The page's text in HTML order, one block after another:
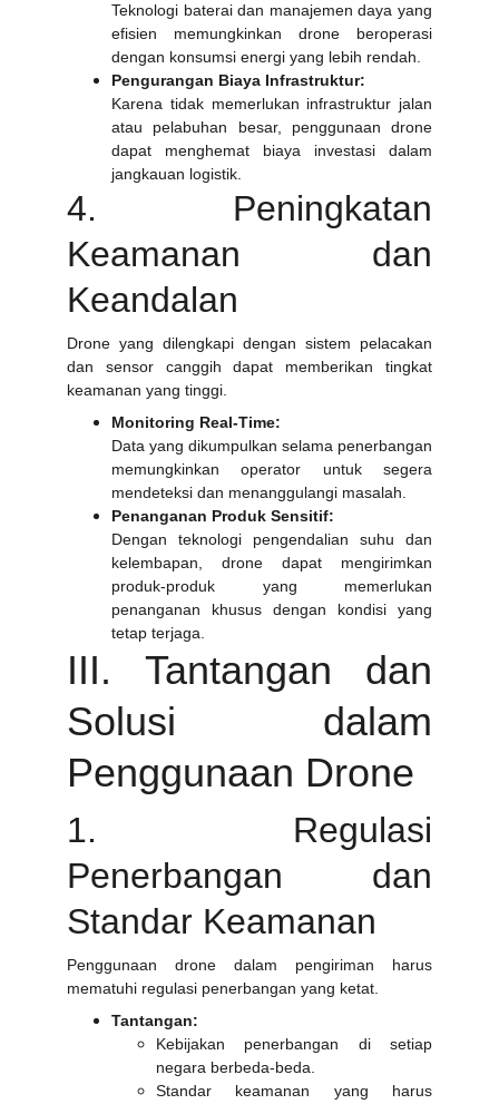
Teknologi baterai dan manajemen daya yang
efisien memungkinkan drone beroperasi
dengan konsumsi energi yang lebih rendah.
Pengurangan Biaya Infrastruktur:
Karena tidak memerlukan infrastruktur jalan
atau pelabuhan besar, penggunaan drone
dapat menghemat biaya investasi dalam
jangkauan logistik.
4. Peningkatan
Keamanan dan
Keandalan
Drone yang dilengkapi dengan sistem pelacakan
dan sensor canggih dapat memberikan tingkat
keamanan yang tinggi.
Monitoring Real-Time:
Data yang dikumpulkan selama penerbangan
memungkinkan operator untuk segera
mendeteksi dan menanggulangi masalah.
Penanganan Produk Sensitif:
Dengan teknologi pengendalian suhu dan
kelembapan, drone dapat mengirimkan
produk-produk yang memerlukan
penanganan khusus dengan kondisi yang
tetap terjaga.
III. Tantangan dan
Solusi dalam
Penggunaan Drone
1. Regulasi
Penerbangan dan
Standar Keamanan
Penggunaan drone dalam pengiriman harus
mematuhi regulasi penerbangan yang ketat.
Tantangan:
Kebijakan penerbangan di setiap
negara berbeda-beda.
Standar keamanan yang harus